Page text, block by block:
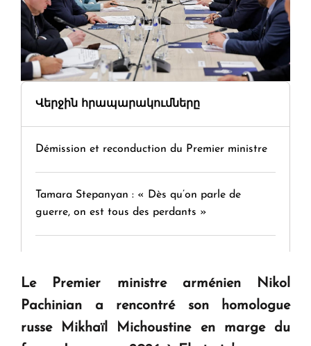
Վերջին հրապարակումները
Démission et reconduction du Premier ministre
Tamara Stepanyan : « Dès qu’on parle de
guerre, on est tous des perdants »
question d'un référendum ne se pose pas. "
KASA : 30 ans d'audace, de résilience et d'avenir
Le Premier ministre arménien Nikol
Pachinian a rencontré son homologue
russe Mikhaïl Michoustine en marge du